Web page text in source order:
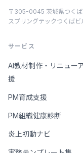
〒305-0045 茨城県つく
スプリングテックつくばビ
サービス
AI教材制作・リニュー
援
PM育成支援
PM組織健康診断
炎上初動ナビ